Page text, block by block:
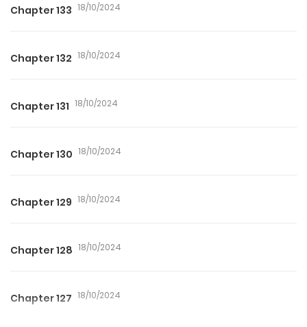
Chapter 133 18/10/2024
Chapter 132 18/10/2024
Chapter 131 18/10/2024
Chapter 130 18/10/2024
Chapter 129 18/10/2024
Chapter 128 18/10/2024
Chapter 127 18/10/2024